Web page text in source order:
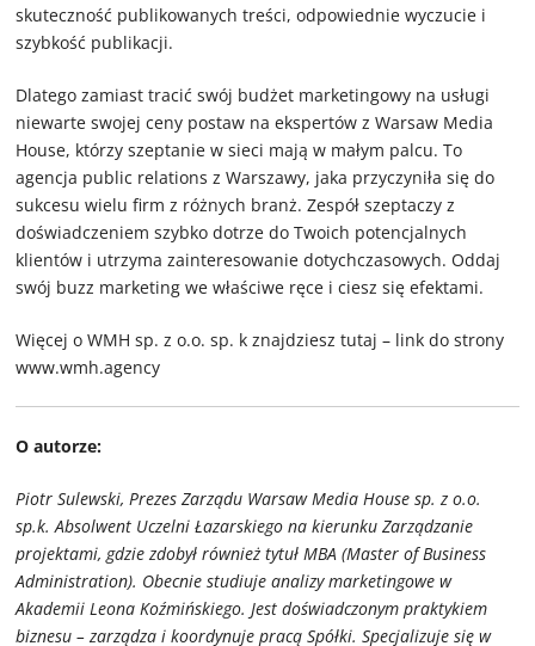
skuteczność publikowanych treści, odpowiednie wyczucie i
szybkość publikacji.
Dlatego zamiast tracić swój budżet marketingowy na usługi
niewarte swojej ceny postaw na ekspertów z Warsaw Media
House, którzy szeptanie w sieci mają w małym palcu. To
agencja public relations z Warszawy, jaka przyczyniła się do
sukcesu wielu firm z różnych branż. Zespół szeptaczy z
doświadczeniem szybko dotrze do Twoich potencjalnych
klientów i utrzyma zainteresowanie dotychczasowych. Oddaj
swój buzz marketing we właściwe ręce i ciesz się efektami.
Więcej o WMH sp. z o.o. sp. k znajdziesz tutaj – link do strony
www.wmh.agency
O autorze:
Piotr Sulewski, Prezes Zarządu Warsaw Media House sp. z o.o.
sp.k. Absolwent Uczelni Łazarskiego na kierunku Zarządzanie
projektami, gdzie zdobył również tytuł MBA (Master of Business
Administration). Obecnie studiuje analizy marketingowe w
Akademii Leona Koźmińskiego. Jest doświadczonym praktykiem
biznesu – zarządza i koordynuje pracą Spółki. Specjalizuje się w